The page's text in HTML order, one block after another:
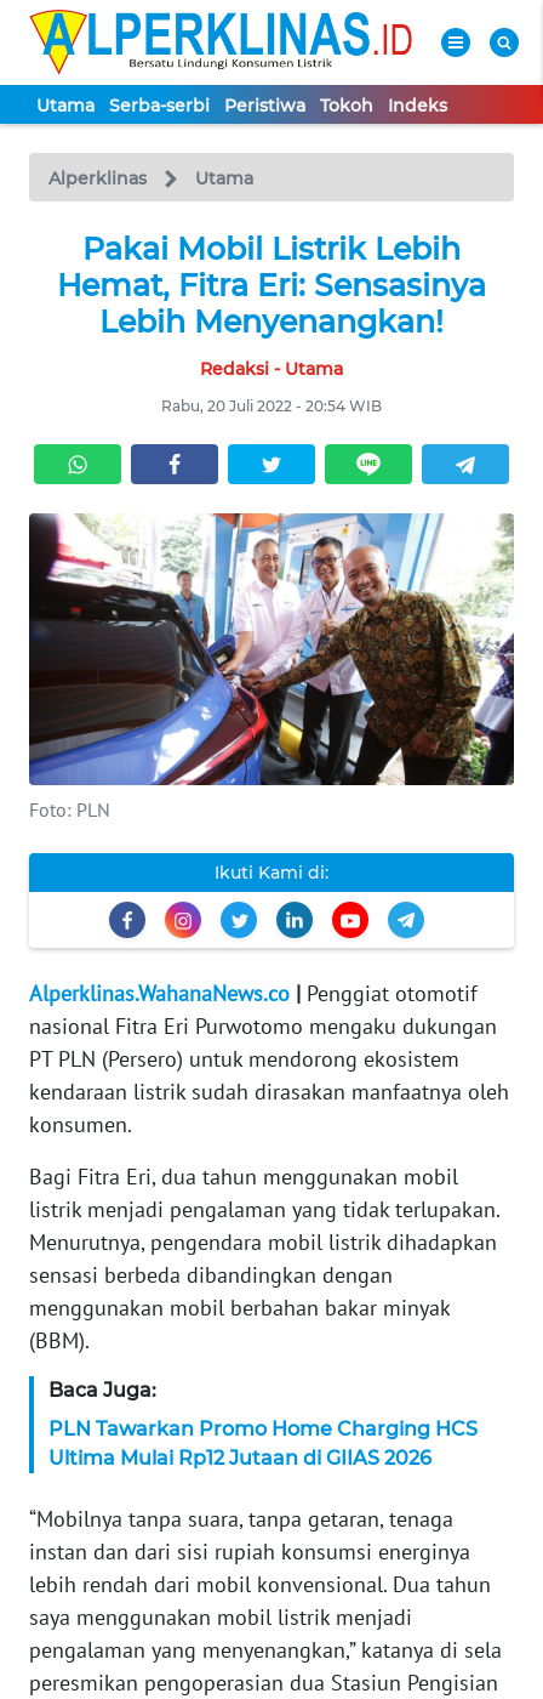
Utama Serba-serbi Peristiwa Tokoh Indeks
Alperklinas Utama
Pakai Mobil Listrik Lebih
Hemat, Fitra Eri: Sensasinya
Lebih Menyenangkan!
Redaksi - Utama
Rabu, 20 Juli 2022 - 20:54 WIB
Foto: PLN
Ikuti Kami di:
Alperklinas.WahanaNews.co | Penggiat otomotif
nasional Fitra Eri Purwotomo mengaku dukungan
PT PLN (Persero) untuk mendorong ekosistem
kendaraan listrik sudah dirasakan manfaatnya oleh
konsumen.
Bagi Fitra Eri, dua tahun menggunakan mobil
listrik menjadi pengalaman yang tidak terlupakan.
Menurutnya, pengendara mobil listrik dihadapkan
sensasi berbeda dibandingkan dengan
menggunakan mobil berbahan bakar minyak
(BBM).
Baca Juga:
PLN Tawarkan Promo Home Charging HCS
Ultima Mulai Rp12 Jutaan di GIIAS 2026
“Mobilnya tanpa suara, tanpa getaran, tenaga
instan dan dari sisi rupiah konsumsi energinya
lebih rendah dari mobil konvensional. Dua tahun
saya menggunakan mobil listrik menjadi
pengalaman yang menyenangkan,” katanya di sela
peresmikan pengoperasian dua Stasiun Pengisian
TV
Tutup
UTAMA
TOKOH
Informasi
INDEKS
BERITA
KONTAK
INFO
IKLAN
KAMI
PEDOMAN
SIBER
REDAKSI
KARIR
DISCLAIMER
News
Regional
SUMUT
WN
WN
JABAR
WN
BANTEN